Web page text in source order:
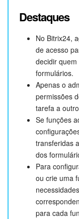
Destaques
No Bitrix24,
de acesso
decidir
formulários.
Apenas o
permissões
tarefa a
Se funções
transferidas
dos
Para
ou crie uma
para cada